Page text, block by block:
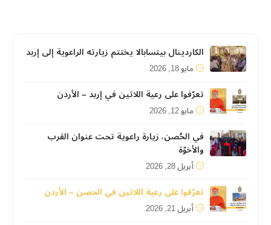
الكاردينال بيتسابالا يختتم زيارته الراعوية إلى إربد
مايو 18, 2026
تعرّفوا على رعية اللاتين في إربد – الأردن
مايو 12, 2026
في الحُصن، زيارة راعوية تحت عنوان القرب
والأخوّة
أبريل 28, 2026
تعرّفوا على رعية اللاتين في الحصن – الأردن
أبريل 21, 2026